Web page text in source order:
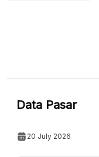
Data Pasar
20 July 2026